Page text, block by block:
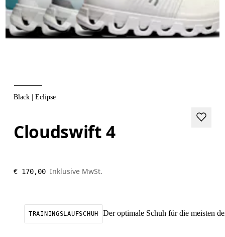
Black | Eclipse
Cloudswift 4
€ 170,00 Inklusive MwSt.
TRAININGSLAUFSCHUH Der optimale Schuh für die meisten